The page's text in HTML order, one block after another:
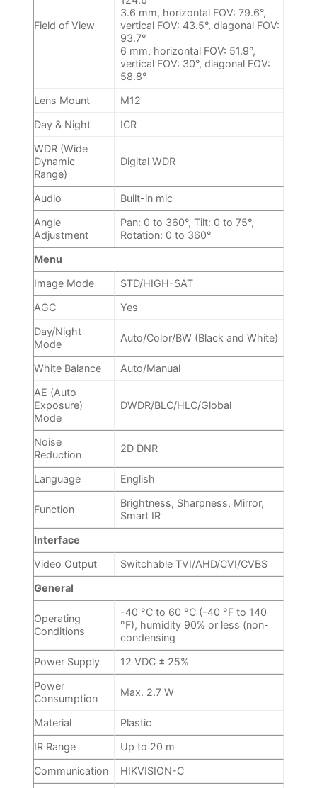
Field of View
3.6 mm, horizontal FOV: 79.6°,
vertical FOV: 43.5°, diagonal FOV:
93.7°
6 mm, horizontal FOV: 51.9°,
vertical FOV: 30°, diagonal FOV:
58.8°
Lens Mount
M12
Day & Night
ICR
WDR (Wide
Dynamic
Range)
Digital WDR
Audio
Built-in mic
Angle
Adjustment
Pan: 0 to 360°, Tilt: 0 to 75°,
Rotation: 0 to 360°
Menu
Image Mode
STD/HIGH-SAT
AGC
Yes
Day/Night
Mode
Auto/Color/BW (Black and White)
White Balance
Auto/Manual
AE (Auto
Exposure)
Mode
DWDR/BLC/HLC/Global
Noise
Reduction
2D DNR
Language English
Function
Brightness, Sharpness, Mirror,
Smart IR
Interface
Video Output
Switchable TVI/AHD/CVI/CVBS
General
Operating
Conditions
-40 °C to 60 °C (-40 °F to 140
°F), humidity 90% or less (non-
condensing
Power Supply
12 VDC ± 25%
Power
Consumption
Max. 2.7 W
Material
Plastic
IR Range
Up to 20 m
Communication
HIKVISION-C